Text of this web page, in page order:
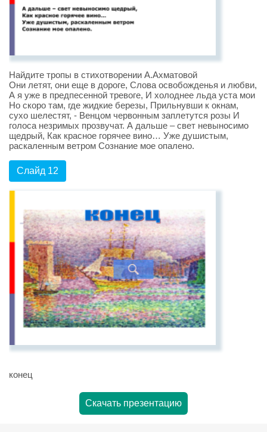
Найдите тропы в стихотворении А.Ахматовой
Они летят, они еще в дороге, Слова освобожденья и любви,
А я уже в предпесенной тревоге, И холоднее льда уста мои
Но скоро там, где жидкие березы, Прильнувши к окнам,
сухо шелестят, - Венцом червонным заплетутся розы И
голоса незримых прозвучат. А дальше – свет невыносимо
щедрый, Как красное горячее вино… Уже душистым,
раскаленным ветром Сознание мое опалено.
Слайд 12
конец
Скачать презентацию